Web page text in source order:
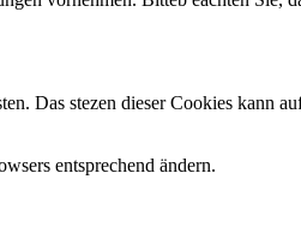
Das stezen dieser Cookies kann
entsprechend ändern.